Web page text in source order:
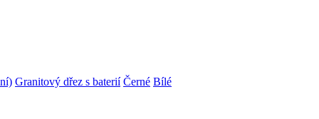
Granitový dřez s baterií Černé Bílé